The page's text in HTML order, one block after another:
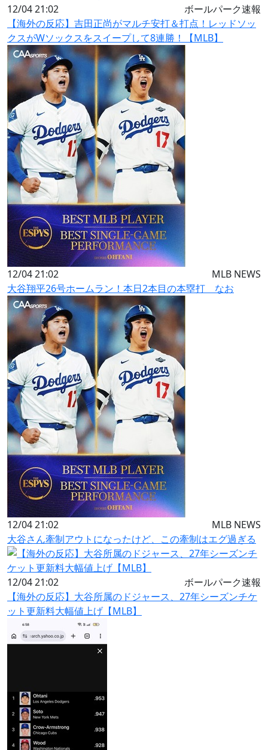
12/04 21:02
ボールパーク速報
【海外の反応】吉田正尚がマルチ安打＆打点！レッドソッ
クスがWソックスをスイープして8連勝！【MLB】
12/04 21:02
MLB NEWS
大谷翔平26号ホームラン！本日2本目の本塁打 なお
12/04 21:02
MLB NEWS
大谷さん牽制アウトになったけど、この牽制はエグ過ぎる
12/04 21:02
ボールパーク速報
【海外の反応】大谷所属のドジャース、27年シーズンチケ
ット更新料大幅値上げ【MLB】